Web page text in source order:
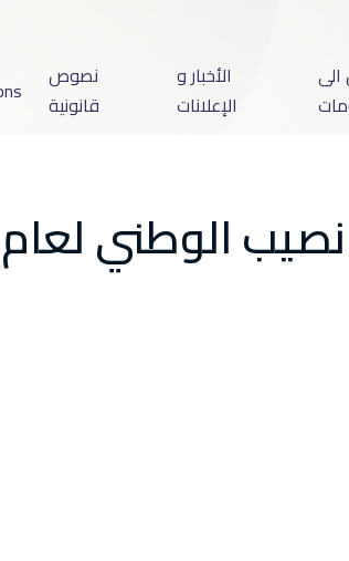
نصوص
قانونية
الأخبار و
الإعلانات
الوطني لعام